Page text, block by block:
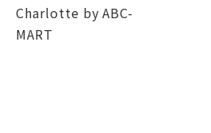
Charlotte by ABC-
MART